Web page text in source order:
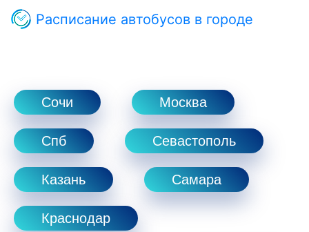
Расписание автобусов в городе
Сочи Москва
Спб Севастополь
Казань Самара
Краснодар